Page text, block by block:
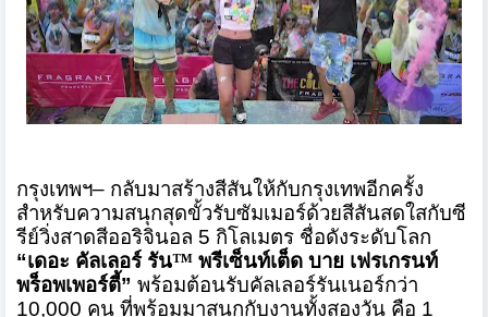
กรุงเทพฯ– กลับมาสร้างสีสันให้กับกรุงเทพอีกครั้ง
สำหรับความสนุกสุดขั้วรับซัมเมอร์ด้วยสีสันสดใสกับซี
รีย์วิ่งสาดสีออริจินอล 5 กิโลเมตร ชื่อดังระดับโลก
“เดอะ คัลเลอร์ รัน™ พรีเซ็นท์เต็ด บาย เฟรเกรนท์
พร็อพเพอร์ตี้” พร้อมต้อนรับคัลเลอร์รันเนอร์กว่า
10,000 คน ที่พร้อมมาสนุกกับงานทั้งสองวัน คือ 1